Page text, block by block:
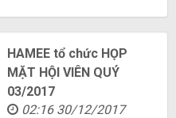
HAMEE tổ chức HỌP
MẶT HỘI VIÊN QUÝ
03/2017
02:16 30/12/2017